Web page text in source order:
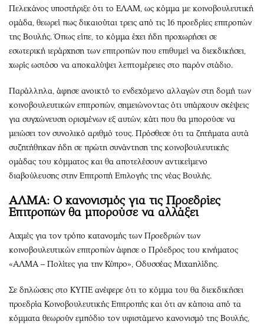
Πελεκάνος υποστήριξε ότι το ΕΛΑΜ, ως κόμμα με κοινοβουλευτική
ομάδα, θεωρεί πως δικαιούται τρεις από τις 16 προεδρίες επιτροπών
της Βουλής. Όπως είπε, το κόμμα έχει ήδη προχωρήσει σε
εσωτερική ιεράρχηση των επιτροπών που επιθυμεί να διεκδικήσει,
χωρίς ωστόσο να αποκαλύψει λεπτομέρειες στο παρόν στάδιο.
Παράλληλα, άφησε ανοικτό το ενδεχόμενο αλλαγών στη δομή των
κοινοβουλευτικών επιτροπών, σημειώνοντας ότι υπάρχουν σκέψεις
για συγχώνευση ορισμένων εξ αυτών, κάτι που θα μπορούσε να
μειώσει τον συνολικό αριθμό τους. Πρόσθεσε ότι τα ζητήματα αυτά
συζητήθηκαν ήδη σε πρώτη συνάντηση της κοινοβουλευτικής
ομάδας του κόμματος και θα αποτελέσουν αντικείμενο
διαβούλευσης στην Επιτροπή Επιλογής της νέας Βουλής.
ΑΛΜΑ: Ο κανονισμός για τις Προεδρίες
Επιτροπών θα μπορούσε να αλλάξει
Αιχμές για τον τρόπο κατανομής των Προεδριών των
κοινοβουλευτικών επιτροπών άφησε ο Πρόεδρος του κινήματος
«ΑΛΜΑ – Πολίτες για την Κύπρο», Οδυσσέας Μιχαηλίδης.
Σε δηλώσεις στο ΚΥΠΕ ανέφερε ότι το κόμμα του θα διεκδικήσει
προεδρία Κοινοβουλευτικής Επιτροπής και ότι αν κάποια από τα
κόμματα θεωρούν εμπόδιο τον υφιστάμενο κανονισμό της Βουλής,